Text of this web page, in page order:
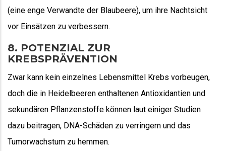
(eine enge Verwandte der Blaubeere), um ihre Nachtsicht
vor Einsätzen zu verbessern.
8. POTENZIAL ZUR
KREBSPRÄVENTION
Zwar kann kein einzelnes Lebensmittel Krebs vorbeugen,
doch die in Heidelbeeren enthaltenen Antioxidantien und
sekundären Pflanzenstoffe können laut einiger Studien
dazu beitragen, DNA-Schäden zu verringern und das
Tumorwachstum zu hemmen.